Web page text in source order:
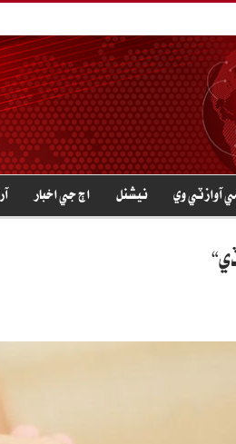
آواز ٽي وي نيشنل اڄ جي اخبار